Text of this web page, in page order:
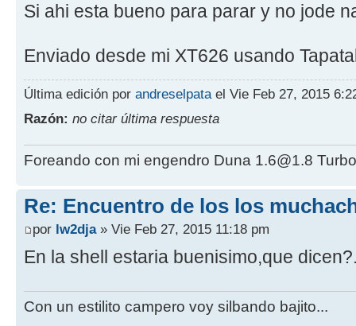
Si ahi esta bueno para parar y no jode
Enviado desde mi XT626 usando
Última edición por andreselpatael Vie Feb 27, 2015
Razón: no citar última respuesta
Foreando con mi engendro Duna 1.6@1.8
Re: Encuentro de los los
por lw2dja» Vie Feb 27, 2015 11:18 pm
En la shell estaria buenisimo,que
Con un estilito campero voy silbando bajito...